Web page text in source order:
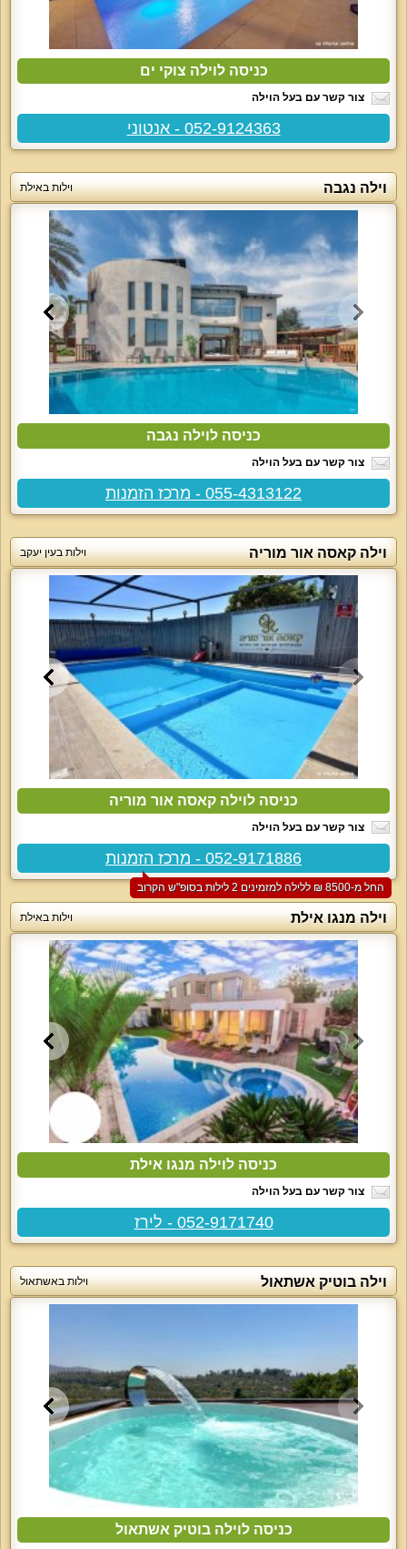
כניסה לוילה צוקי ים
צור קשר עם בעל הוילה
052-9124363 - אנטוני
וילה נגבה וילות באילת
כניסה לוילה נגבה
צור קשר עם בעל הוילה
055-4313122 - מרכז הזמנות
וילה קאסה אור מוריה וילות בעין יעקב
כניסה לוילה קאסה אור מוריה
צור קשר עם בעל הוילה
052-9171886 - מרכז הזמנות
החל מ-‏8500 ₪ ללילה למזמינים 2 לילות בסופ"ש הקרוב
וילה מנגו אילת וילות באילת
כניסה לוילה מנגו אילת
צור קשר עם בעל הוילה
052-9171740 - לירז
וילה בוטיק אשתאול וילות באשתאול
כניסה לוילה בוטיק אשתאול